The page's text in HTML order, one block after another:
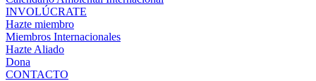
INVOLÚCRATE
Hazte miembro
Miembros Internacionales
Hazte Aliado
Dona
CONTACTO